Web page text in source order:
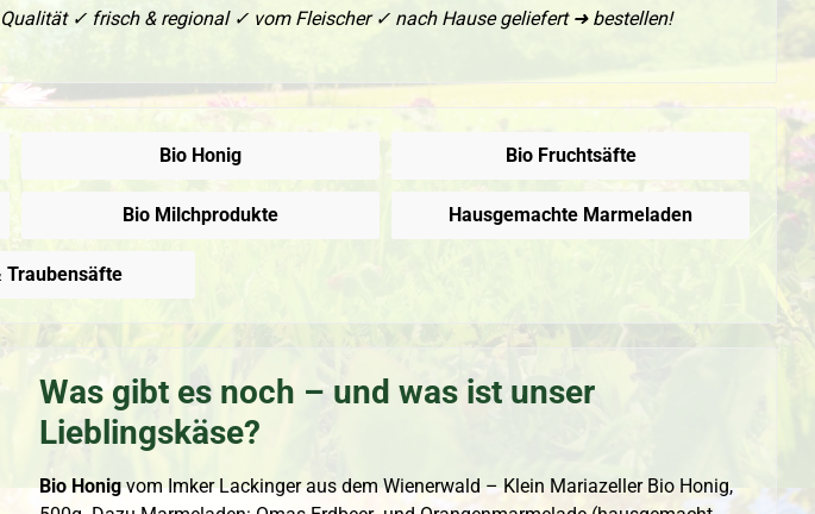
✓ frisch & regional ✓ vom Fleischer ✓ nach Hause geliefert ➜ bestellen!
Bio Honig Bio Fruchtsäfte
Bio Milchprodukte Hausgemachte Marmeladen
Traubensäfte
Was gibt es noch – und was ist unser
Lieblingskäse?
Bio Honigvom Imker Lackinger aus dem Wienerwald – Klein Mariazeller Bio Honig,